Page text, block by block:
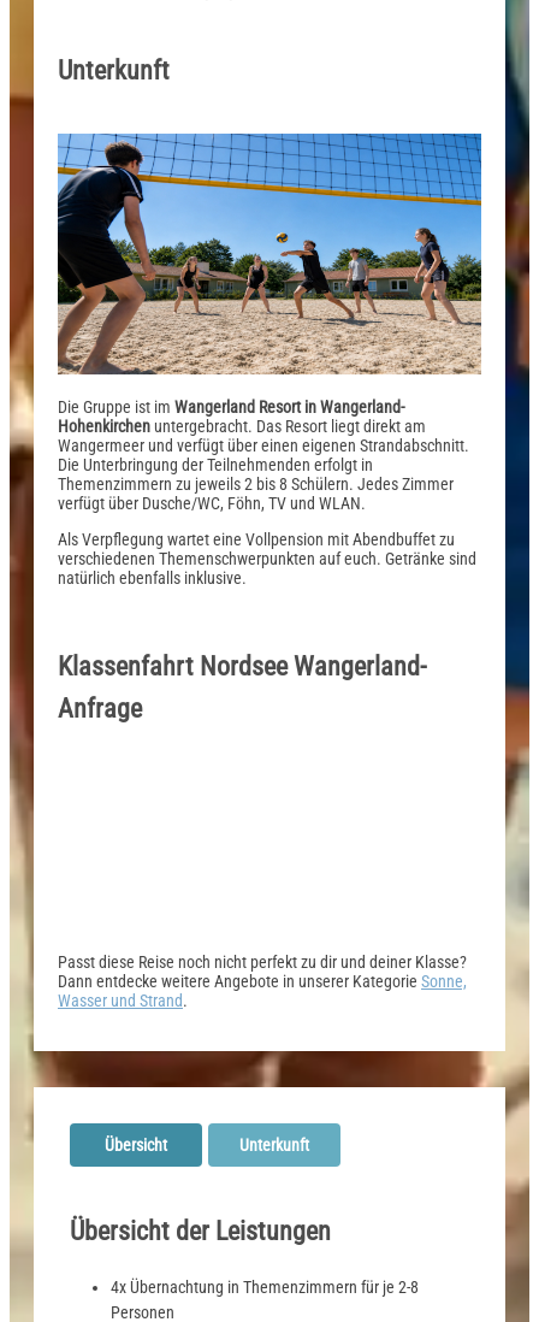
Unterkunft
Die Gruppe ist im Wangerland Resort in Wangerland-
Hohenkirchen untergebracht. Das Resort liegt direkt am
Wangermeer und verfügt über einen eigenen Strandabschnitt.
Die Unterbringung der Teilnehmenden erfolgt in
Themenzimmern zu jeweils 2 bis 8 Schülern. Jedes Zimmer
verfügt über Dusche/WC, Föhn, TV und WLAN.
Als Verpflegung wartet eine Vollpension mit Abendbuffet zu
verschiedenen Themenschwerpunkten auf euch. Getränke sind
natürlich ebenfalls inklusive.
Klassenfahrt Nordsee Wangerland-
Anfrage
Passt diese Reise noch nicht perfekt zu dir und deiner Klasse?
Dann entdecke weitere Angebote in unserer Kategorie Sonne,
Wasser und Strand.
Übersicht Unterkunft
Übersicht der Leistungen
4x Übernachtung in Themenzimmern für je 2-8
Personen